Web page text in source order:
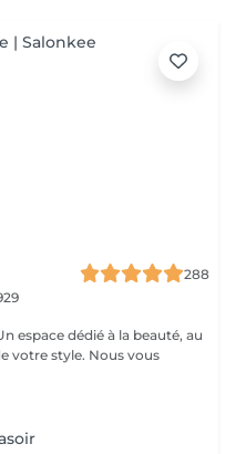
288
espace dédié à la beauté, au
Nous vous